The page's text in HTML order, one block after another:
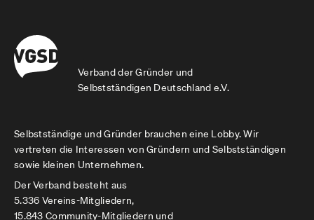
Verband der Gründer und
Selbstständigen Deutschland e.V.
Selbstständige und Gründer brauchen eine Lobby. Wir
vertreten die Interessen von Gründern und Selbstständigen
sowie kleinen Unternehmen.
Der Verband besteht aus
5.336 Vereins-Mitgliedern,
15.843 Community-Mitgliedern und